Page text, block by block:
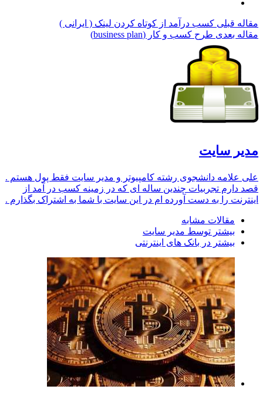
مقاله قبلی کسب درآمد از کوتاه کردن لینک ( ایرانی )
مقاله بعدی طرح کسب و کار (business plan)
مدیر سایت
علی علامه دانشجوی رشته کامپیوتر و مدیر سایت فقط پول هستم .
قصد دارم تجربیات چندین ساله ای که در زمینه کسب در آمد از
اینترنت را به دست آورده ام در این سایت با شما به اشتراک بگذارم .
مقالات مشابه
بیشتر توسط مدیر سایت
بیشتر در بانک های اینترنتی